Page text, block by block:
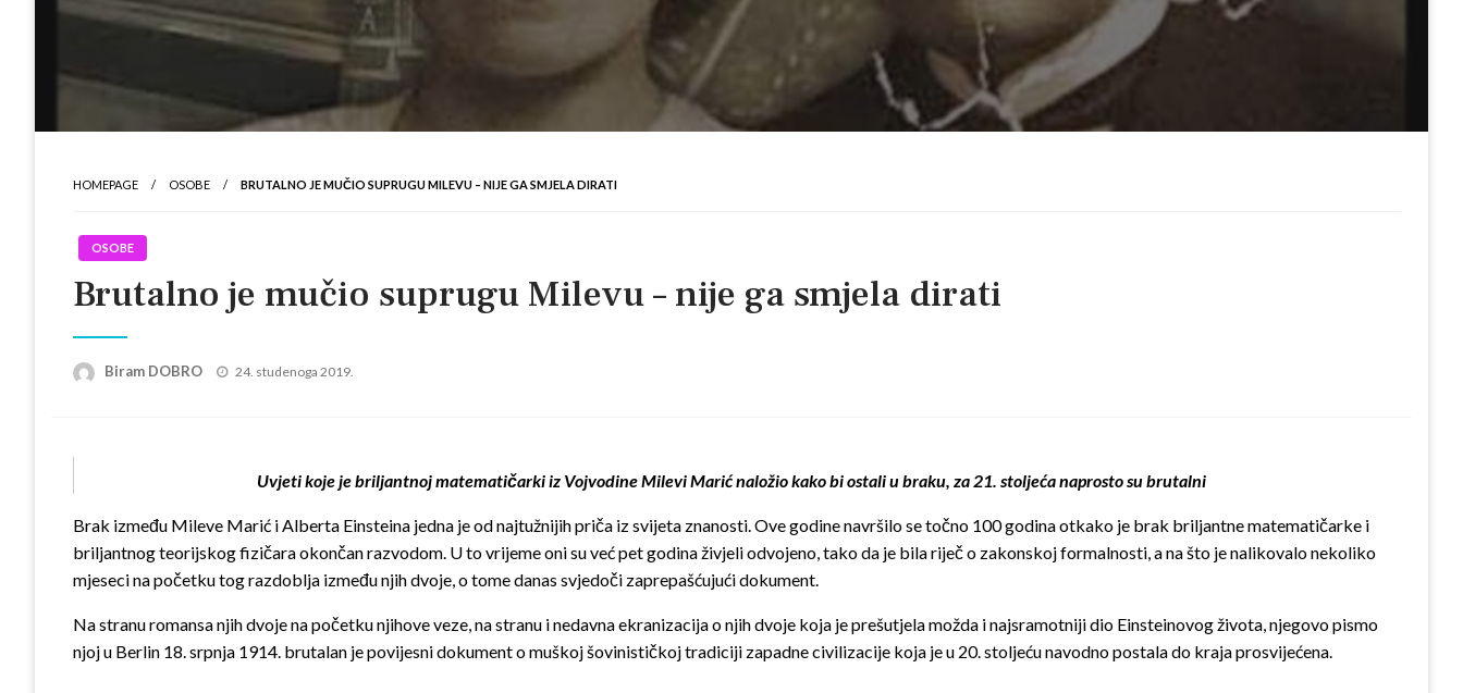
HOMEPAGE OSOBE BRUTALNO JE MUČIO SUPRUGU MILEVU – NIJE GA SMJELA DIRATI
OSOBE
Brutalno je mučio suprugu Milevu – nije ga smjela dirati
Biram DOBRO
Posted
24. studenoga 2019.
Uvjeti koje je briljantnoj matematičarki iz Vojvodine Milevi Marić naložio kako bi ostali u braku, za 21. stoljeća naprosto su brutalni
Brak između Mileve Marić i Alberta Einsteina jedna je od najtužnijih priča iz svijeta znanosti. Ove godine navršilo se točno 100 godina otkako je brak briljantne matematičarke i
briljantnog teorijskog fizičara okončan razvodom. U to vrijeme oni su već pet godina živjeli odvojeno, tako da je bila riječ o zakonskoj formalnosti, a na što je nalikovalo nekoliko
mjeseci na početku tog razdoblja između njih dvoje, o tome danas svjedoči zaprepašćujući dokument.
Na stranu romansa njih dvoje na početku njihove veze, na stranu i nedavna ekranizacija o njih dvoje koja je prešutjela možda i najsramotniji dio Einsteinovog života, njegovo pismo
njoj u Berlin 18. srpnja 1914. brutalan je povijesni dokument o muškoj šovinističkoj tradiciji zapadne civilizacije koja je u 20. stoljeću navodno postala do kraja prosvijećena.